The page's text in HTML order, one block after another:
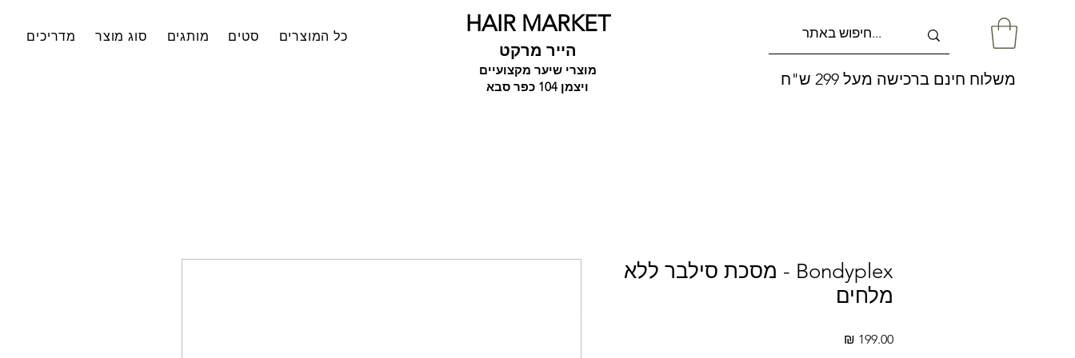
כל המוצרים סטים מותגים סוג מוצר מדריכים HAIR MARKET
הייר מרקט
מוצרי שיער מקצועיים
ויצמן 104 כפר סבא
משלוח חינם ברכישה מעל 299 ש"ח
Bondyplex - מסכת סילבר ללא
מלחים